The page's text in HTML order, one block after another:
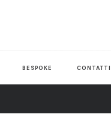
BESPOKE CONTATTI